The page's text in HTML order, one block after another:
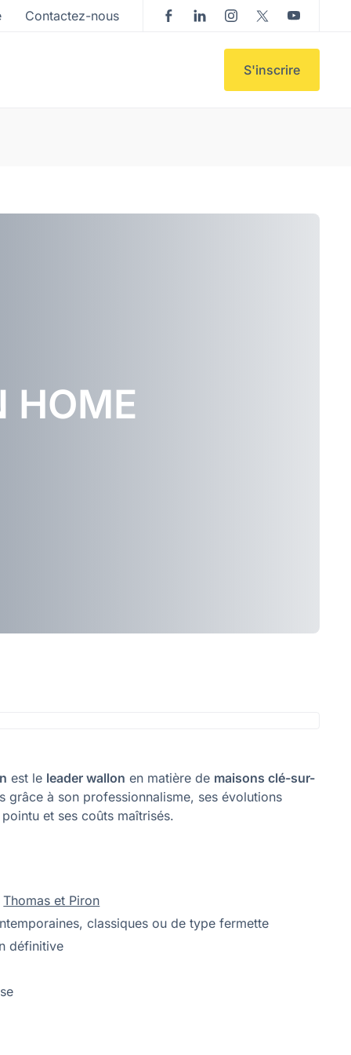
Contactez-nous
S'inscrire
HOME
est le leader wallon en matière de maisons clé-sur-
grâce à son professionnalisme, ses évolutions
et ses coûts maîtrisés.
Thomas et Piron
classiques ou de type fermette
définitive